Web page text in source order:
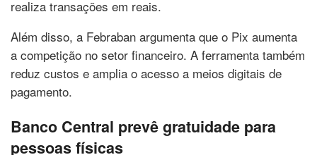
realiza transações em reais.
Além disso, a Febraban argumenta que o Pix aumenta
a competição no setor financeiro. A ferramenta também
reduz custos e amplia o acesso a meios digitais de
pagamento.
Banco Central prevê gratuidade para
pessoas físicas